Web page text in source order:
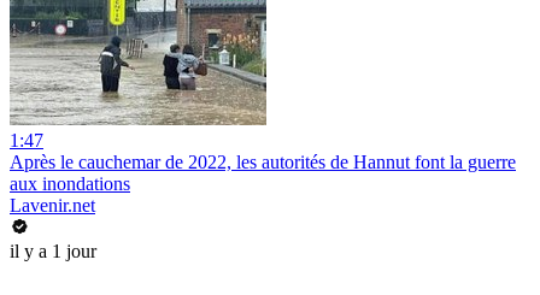
1:47
Après le cauchemar de 2022, les autorités de Hannut font la guerre
aux inondations
Lavenir.net
il y a 1 jour